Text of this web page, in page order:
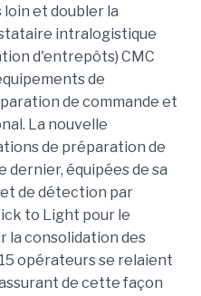
et doubler la
intralogistique
d'entrepôts) CMC
de
de commande et
La nouvelle
de préparation de
dernier, équipées de sa
de détection par
to Light pour le
la consolidation des
opérateurs se relaient
de cette façon